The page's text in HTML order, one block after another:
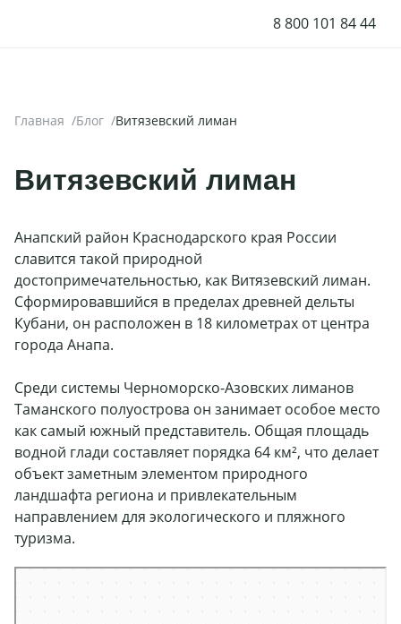
8 800 101 84 44
Главная Блог Витязевский лиман
Витязевский лиман
Анапский район Краснодарского края России
славится такой природной
достопримечательностью, как Витязевский лиман.
Сформировавшийся в пределах древней дельты
Кубани, он расположен в 18 километрах от центра
города Анапа.
Среди системы Черноморско-Азовских лиманов
Таманского полуострова он занимает особое место
как самый южный представитель. Общая площадь
водной глади составляет порядка 64 км², что делает
объект заметным элементом природного
ландшафта региона и привлекательным
направлением для экологического и пляжного
туризма.
Яндекс Карты